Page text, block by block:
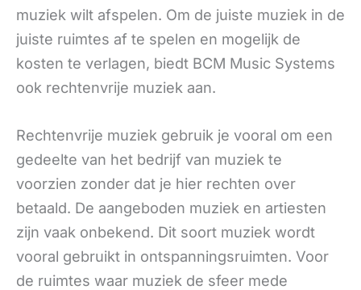
muziek wilt afspelen. Om de juiste muziek in de
juiste ruimtes af te spelen en mogelijk de
kosten te verlagen, biedt BCM Music Systems
ook rechtenvrije muziek aan.
Rechtenvrije muziek gebruik je vooral om een
gedeelte van het bedrijf van muziek te
voorzien zonder dat je hier rechten over
betaald. De aangeboden muziek en artiesten
zijn vaak onbekend. Dit soort muziek wordt
vooral gebruikt in ontspanningsruimten. Voor
de ruimtes waar muziek de sfeer mede